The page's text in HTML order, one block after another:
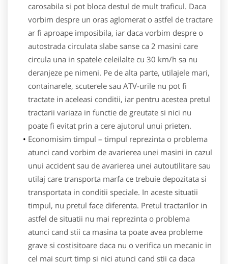
carosabila si pot bloca destul de mult traficul. Daca
vorbim despre un oras aglomerat o astfel de tractare
ar fi aproape imposibila, iar daca vorbim despre o
autostrada circulata slabe sanse ca 2 masini care
circula una in spatele celeilalte cu 30 km/h sa nu
deranjeze pe nimeni. Pe de alta parte, utilajele mari,
containarele, scuterele sau ATV-urile nu pot fi
tractate in aceleasi conditii, iar pentru acestea pretul
tractarii variaza in functie de greutate si nici nu
poate fi evitat prin a cere ajutorul unui prieten.
Economisim timpul – timpul reprezinta o problema
atunci cand vorbim de avarierea unei masini in cazul
unui accident sau de avarierea unei autoutilitare sau
utilaj care transporta marfa ce trebuie depozitata si
transportata in conditii speciale. In aceste situatii
timpul, nu pretul face diferenta. Pretul tractarilor in
astfel de situatii nu mai reprezinta o problema
atunci cand stii ca masina ta poate avea probleme
grave si costisitoare daca nu o verifica un mecanic in
cel mai scurt timp si nici atunci cand stii ca daca